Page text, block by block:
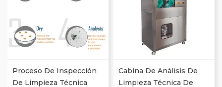
Proceso De Inspección
De Limpieza Técnica
Cabina De Análisis De
Limpieza Técnica De